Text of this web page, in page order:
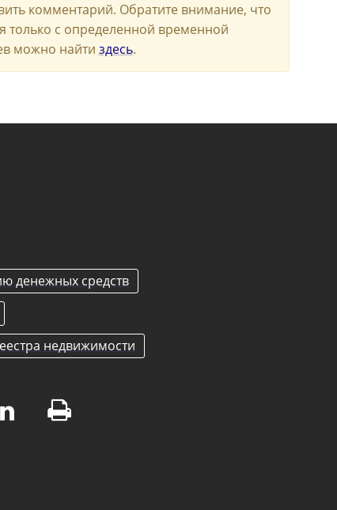
комментарий. Обратите внимание, что
только с определенной временной
можно найти здесь.
денежных средств
недвижимости